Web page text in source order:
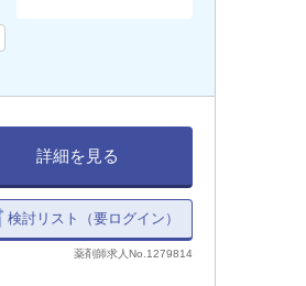
詳細を見る
検討リスト（要ログイン）
薬剤師求人No.1279814